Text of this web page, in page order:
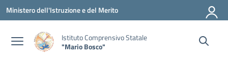
Vai ai contenuti
Vai al menu di navigazione
Vai al footer
Ministero dell'Istruzione e del Merito
Istituto Comprensivo Statale
"Mario Bosco"